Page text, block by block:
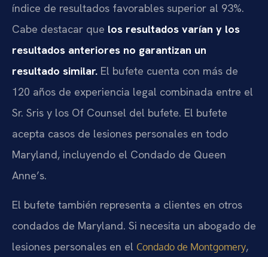
índice de resultados favorables superior al 93%.
Cabe destacar que los resultados varían y los
resultados anteriores no garantizan un
resultado similar. El bufete cuenta con más de
120 años de experiencia legal combinada entre el
Sr. Sris y los Of Counsel del bufete. El bufete
acepta casos de lesiones personales en todo
Maryland, incluyendo el Condado de Queen
Anne’s.
El bufete también representa a clientes en otros
condados de Maryland. Si necesita un abogado de
lesiones personales en el Condado de Montgomery,